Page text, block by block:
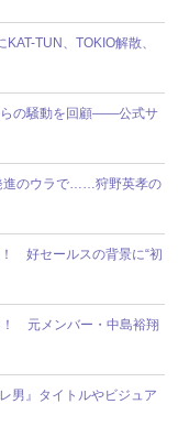
TUN、TOKIO解散、
らの騒動を回顧――公式サ
進のウラで……狩野英孝の
好セールスの背景に“初
！ 元メンバー・中島裕翔
男』タイトルやビジュア